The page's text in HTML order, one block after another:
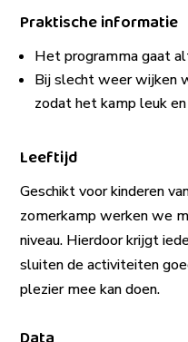
Praktische informatie
Het programma gaat
Bij slecht weer wijken
zodat het kamp leuk
Leeftijd
Geschikt voor kinderen
zomerkamp werken we
niveau. Hierdoor krijgt
sluiten de activiteiten
plezier mee kan doen.